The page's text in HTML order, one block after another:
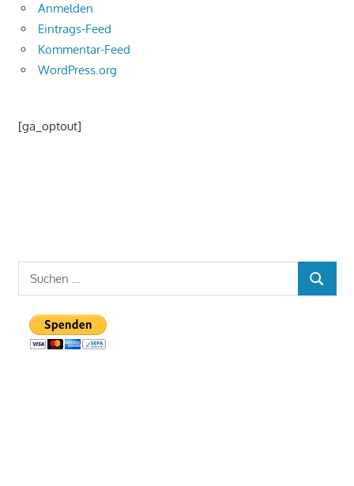
Anmelden
Eintrags-Feed
Kommentar-Feed
WordPress.org
[ga_optout]
Suchen
nach:
SUCHEN